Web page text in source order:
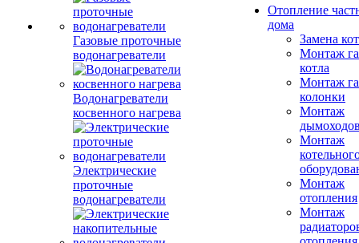
Газовые проточные
водонагреватели
Водонагреватели
косвенного нагрева
Электрические
проточные
водонагреватели
Отопление
дома
Замена
Монтаж
котла
Монтаж
колонки
Монтаж
Монтаж
Монтаж
отопления
Монтаж